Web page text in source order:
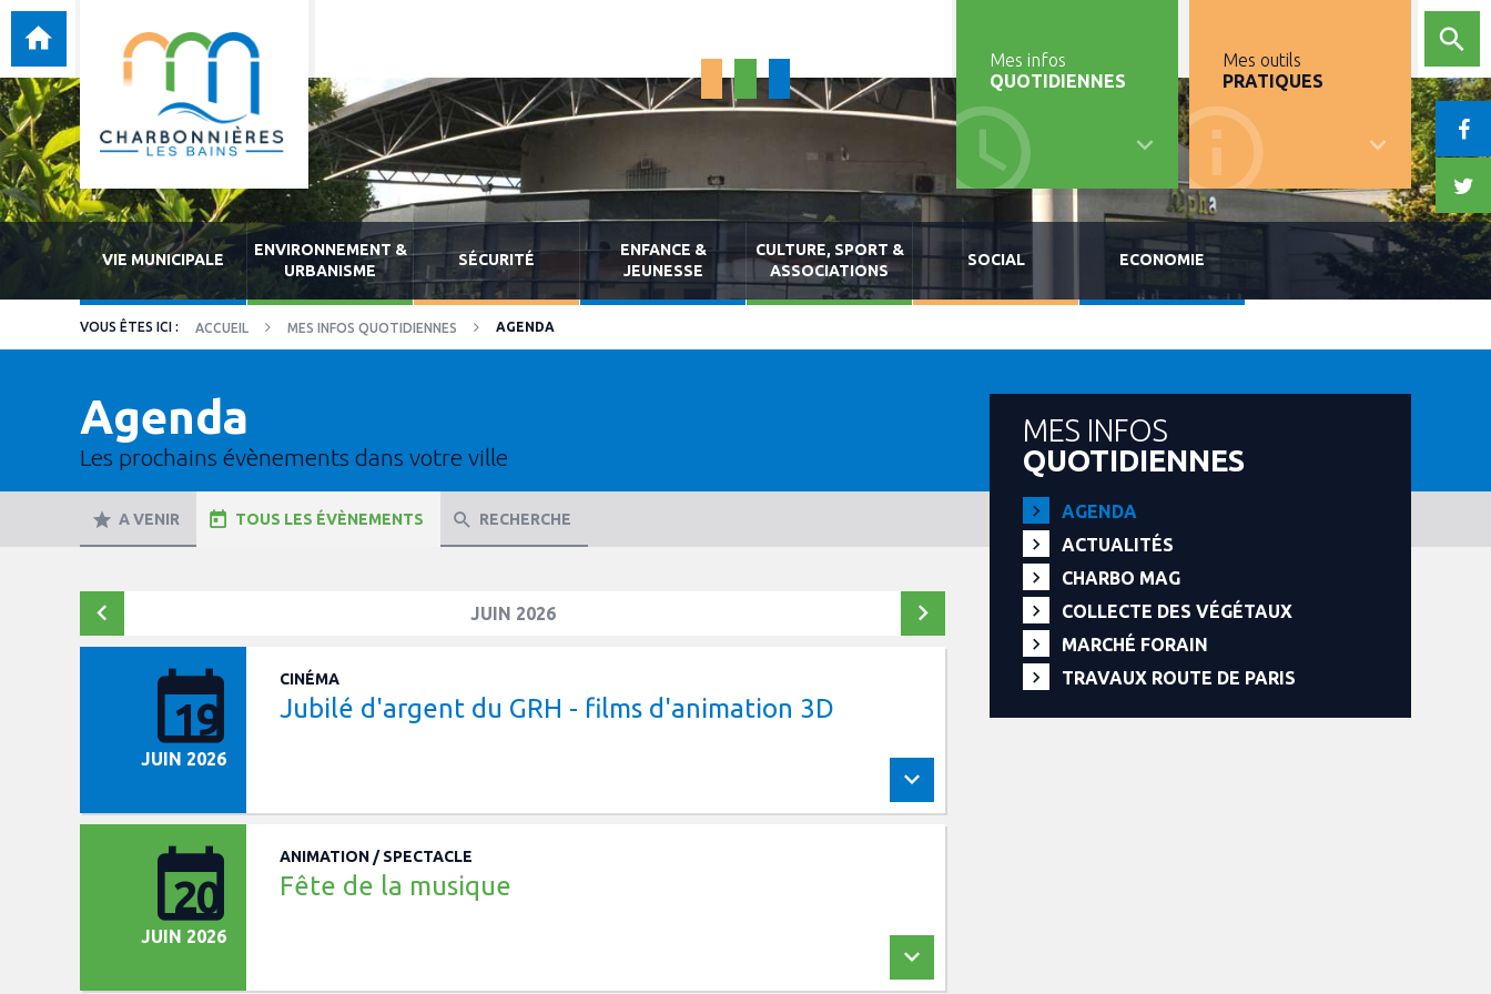
Mes infos
QUOTIDIENNES
Mes outils
PRATIQUES
VIE MUNICIPALE
ENVIRONNEMENT &
URBANISME
SÉCURITÉ
ENFANCE &
JEUNESSE
CULTURE, SPORT &
ASSOCIATIONS
SOCIAL ECONOMIE
ACCUEIL MES INFOS QUOTIDIENNES AGENDA
Agenda
Les prochains évènements dans votre ville
A VENIR TOUS LES ÉVÈNEMENTS RECHERCHE
JUIN 2026
19
JUIN 2026
CINÉMA
Jubilé d'argent du GRH - films d'animation 3D
20
JUIN 2026
ANIMATION / SPECTACLE
Fête de la musique
MES INFOS
QUOTIDIENNES
AGENDA
ACTUALITÉS
CHARBO MAG
COLLECTE DES VÉGÉTAUX
MARCHÉ FORAIN
TRAVAUX ROUTE DE PARIS